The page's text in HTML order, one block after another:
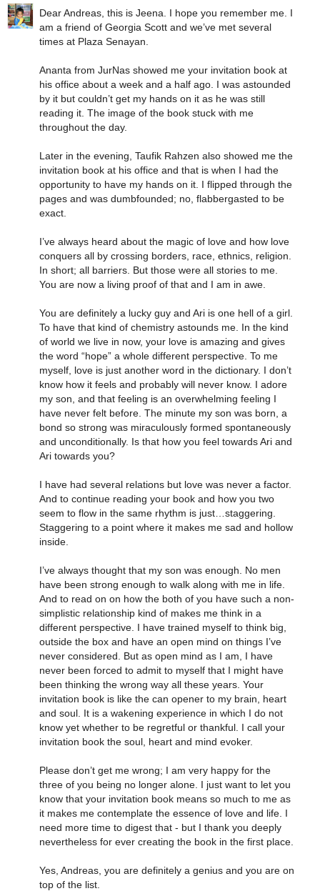
Dear Andreas, this is Jeena. I hope you remember me. I
am a friend of Georgia Scott and we’ve met several
times at Plaza Senayan.
Ananta from JurNas showed me your invitation book at
his office about a week and a half ago. I was astounded
by it but couldn’t get my hands on it as he was still
reading it. The image of the book stuck with me
throughout the day.
Later in the evening, Taufik Rahzen also showed me the
invitation book at his office and that is when I had the
opportunity to have my hands on it. I flipped through the
pages and was dumbfounded; no, flabbergasted to be
exact.
I’ve always heard about the magic of love and how love
conquers all by crossing borders, race, ethnics, religion.
In short; all barriers. But those were all stories to me.
You are now a living proof of that and I am in awe.
You are definitely a lucky guy and Ari is one hell of a girl.
To have that kind of chemistry astounds me. In the kind
of world we live in now, your love is amazing and gives
the word “hope” a whole different perspective. To me
myself, love is just another word in the dictionary. I don’t
know how it feels and probably will never know. I adore
my son, and that feeling is an overwhelming feeling I
have never felt before. The minute my son was born, a
bond so strong was miraculously formed spontaneously
and unconditionally. Is that how you feel towards Ari and
Ari towards you?
I have had several relations but love was never a factor.
And to continue reading your book and how you two
seem to flow in the same rhythm is just…staggering.
Staggering to a point where it makes me sad and hollow
inside.
I’ve always thought that my son was enough. No men
have been strong enough to walk along with me in life.
And to read on on how the both of you have such a non-
simplistic relationship kind of makes me think in a
different perspective. I have trained myself to think big,
outside the box and have an open mind on things I’ve
never considered. But as open mind as I am, I have
never been forced to admit to myself that I might have
been thinking the wrong way all these years. Your
invitation book is like the can opener to my brain, heart
and soul. It is a wakening experience in which I do not
know yet whether to be regretful or thankful. I call your
invitation book the soul, heart and mind evoker.
Please don’t get me wrong; I am very happy for the
three of you being no longer alone. I just want to let you
know that your invitation book means so much to me as
it makes me contemplate the essence of love and life. I
need more time to digest that - but I thank you deeply
nevertheless for ever creating the book in the first place.
Yes, Andreas, you are definitely a genius and you are on
top of the list.